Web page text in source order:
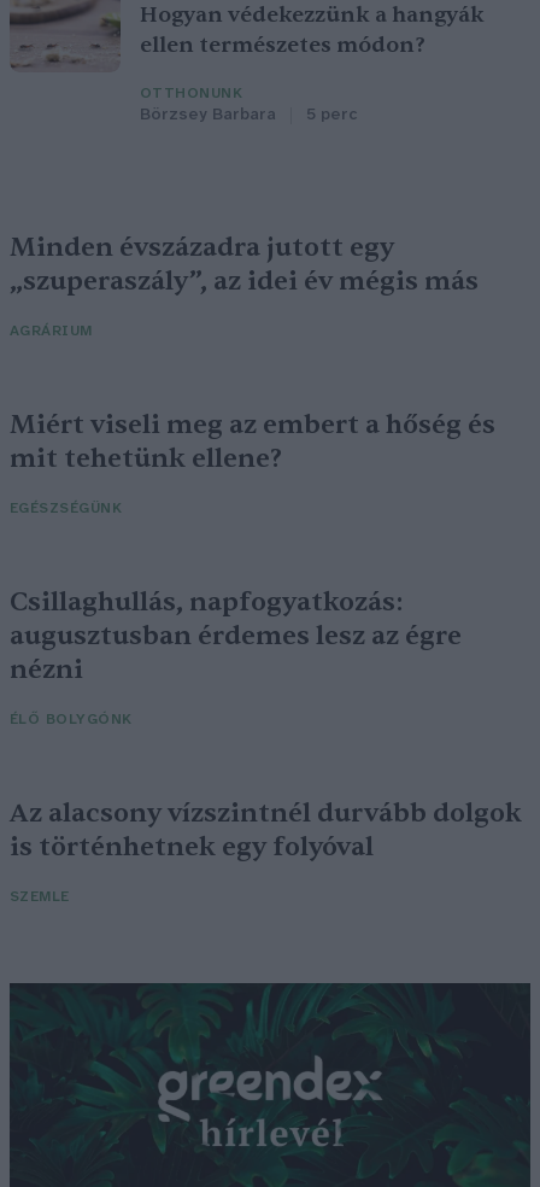
Hogyan védekezzünk a hangyák
ellen természetes módon?
OTTHONUNK
Börzsey Barbara 5 perc
Minden évszázadra jutott egy
„szuperaszály”, az idei év mégis más
AGRÁRIUM
Miért viseli meg az embert a hőség és
mit tehetünk ellene?
EGÉSZSÉGÜNK
Csillaghullás, napfogyatkozás:
augusztusban érdemes lesz az égre
nézni
ÉLŐ BOLYGÓNK
Az alacsony vízszintnél durvább dolgok
is történhetnek egy folyóval
SZEMLE